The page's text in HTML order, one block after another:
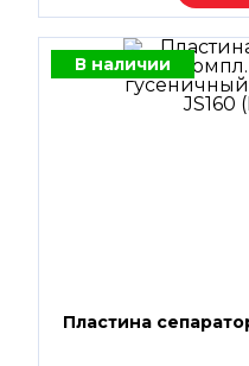
В наличии
Пластина